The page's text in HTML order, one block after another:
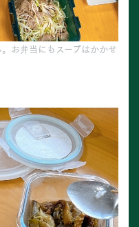
お弁当にもスープはかかせ